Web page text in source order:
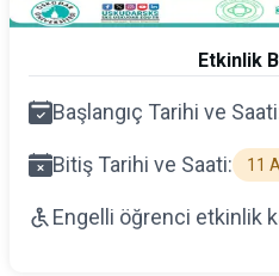
Etkinlik
Başlangıç Tarihi ve
Bitiş Tarihi ve Saati: 11
Engelli öğrenci etkinlik